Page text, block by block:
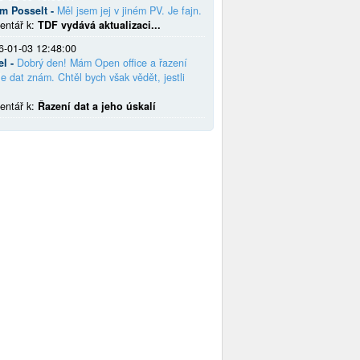
Posselt - Měl jsem jej v jiném PV. Je fajn.
k: TDF vydává aktualizaci...
01-03 12:48:00
- Dobrý den! Mám Open office a řazení
dat znám. Chtěl bych však vědět, jestli
k: Řazení dat a jeho úskalí